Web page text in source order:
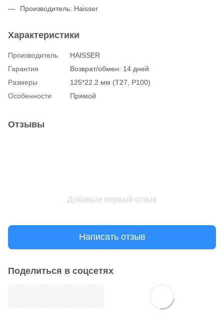
Производитель: Haisser
Характеристики
Производитель
HAISSER
Гарантия
Возврат/обмен: 14 дней
Размеры
125*22.2 мм (Т27, P100)
Особенности
Прямой
Отзывы
Добавьте первый отзыв
Написать отзыв
Поделиться в соцсетях